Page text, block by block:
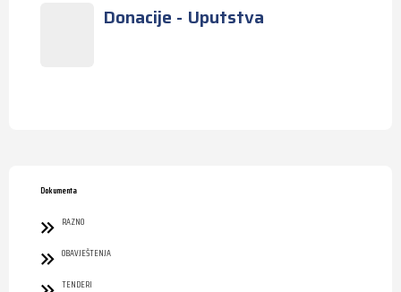
Donacije - Uputstva
Dokumenta
RAZNO
OBAVJEŠTENJA
TENDERI